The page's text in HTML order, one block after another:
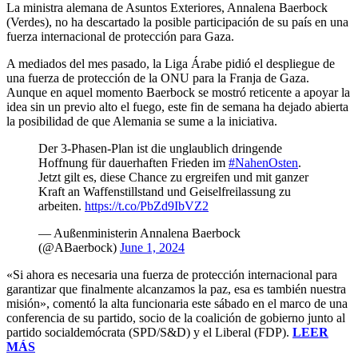
La ministra alemana de Asuntos Exteriores, Annalena Baerbock
(Verdes), no ha descartado la posible participación de su país en una
fuerza internacional de protección para Gaza.
A mediados del mes pasado, la Liga Árabe pidió el despliegue de
una fuerza de protección de la ONU para la Franja de Gaza.
Aunque en aquel momento Baerbock se mostró reticente a apoyar la
idea sin un previo alto el fuego, este fin de semana ha dejado abierta
la posibilidad de que Alemania se sume a la iniciativa.
Der 3-Phasen-Plan ist die unglaublich dringende
Hoffnung für dauerhaften Frieden im #NahenOsten.
Jetzt gilt es, diese Chance zu ergreifen und mit ganzer
Kraft an Waffenstillstand und Geiselfreilassung zu
arbeiten. https://t.co/PbZd9IbVZ2
— Außenministerin Annalena Baerbock
(@ABaerbock) June 1, 2024
«Si ahora es necesaria una fuerza de protección internacional para
garantizar que finalmente alcanzamos la paz, esa es también nuestra
misión», comentó la alta funcionaria este sábado en el marco de una
conferencia de su partido, socio de la coalición de gobierno junto al
partido socialdemócrata (SPD/S&D) y el Liberal (FDP). LEER
MÁS